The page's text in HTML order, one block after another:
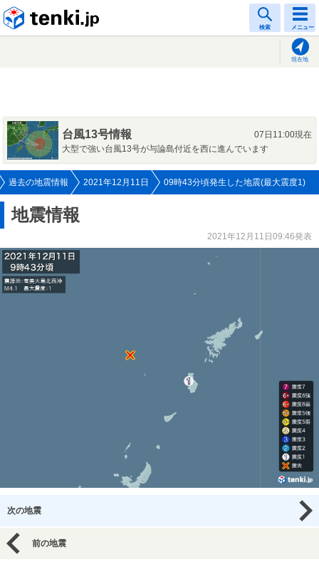
検索 メニュー
現在地
台風13号情報
07日11:00現在
大型で強い台風13号が与論島付近を西に進んでいます
過去の地震情報 2021年12月11日 09時43分頃発生した地震(最大震度1)
地震情報
2021年12月11日09:46発表
次の地震
前の地震